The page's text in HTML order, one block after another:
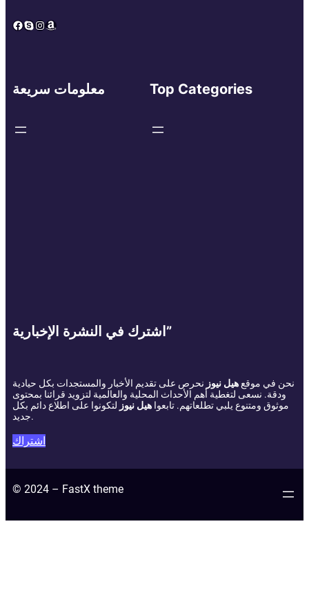
Facebook
Skype
Instagram
Amazon
معلومات سريعة Top Categories
اشترك في النشرة الإخبارية”
نحن في موقع هيل نيوز نحرص على تقديم الأخبار والمستجدات بكل حيادية
ودقة. نسعى لتغطية أهم الأحداث المحلية والعالمية لتزويد قرائنا بمحتوى
موثوق ومتنوع يلبي تطلعاتهم. تابعوا هيل نيوز لتكونوا على اطلاع دائم بكل
جديد.
اشتراك
© 2024 – FastX theme